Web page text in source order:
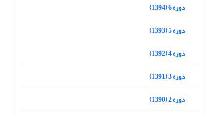
دوره 6 (1394)
دوره 5 (1393)
دوره 4 (1392)
دوره 3 (1391)
دوره 2 (1390)